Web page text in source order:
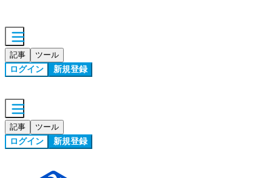
記事 ツール
ログイン 新規登録
記事 ツール
ログイン 新規登録